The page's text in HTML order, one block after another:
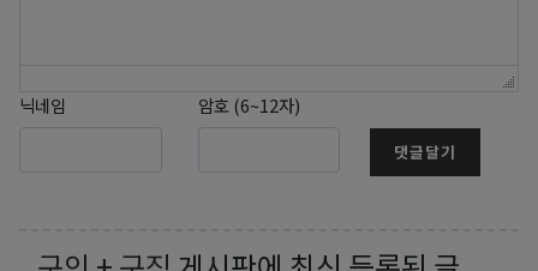
닉네임 암호 (6~12자)
댓글달기